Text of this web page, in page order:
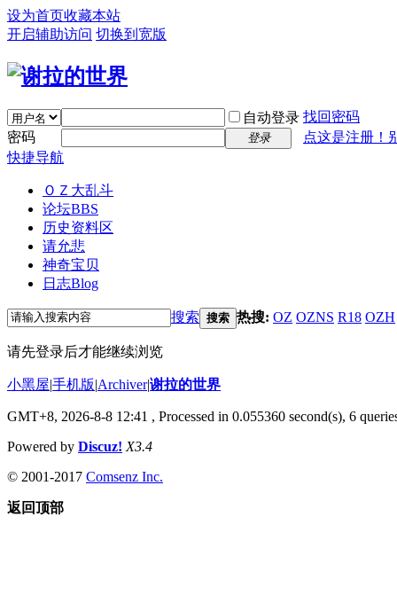
设为首页收藏本站
开启辅助访问 切换到宽版
自动登录 找回密码
密码
登录
点这是注册！
快捷导航
ＯＺ大乱斗
论坛BBS
历史资料区
请允悲
神奇宝贝
日志Blog
搜索 搜索 热搜: OZ OZNS R18 OZH
请先登录后才能继续浏览
小黑屋|手机版|Archiver|谢拉的世界
GMT+8, 2026-8-8 12:41 , Processed in 0.055360 second(s), 6
Powered by Discuz! X3.4
© 2001-2017 Comsenz Inc.
返回顶部